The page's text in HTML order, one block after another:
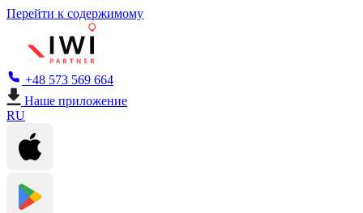
Перейти к содержимому
+48 573 569 664
Наше приложение
RU